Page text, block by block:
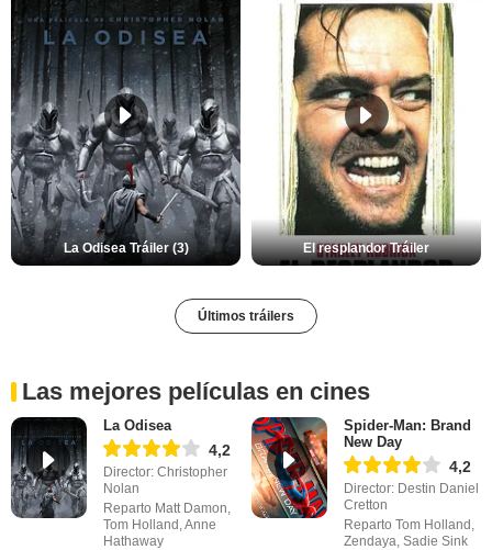
La Odisea Tráiler (3) El resplandor Tráiler
Últimos tráilers
Las mejores películas en cines
La Odisea
4,2
Director: Christopher
Nolan
Reparto Matt Damon,
Tom Holland, Anne
Hathaway
Spider-Man: Brand
New Day
4,2
Director: Destin Daniel
Cretton
Reparto Tom Holland,
Zendaya, Sadie Sink